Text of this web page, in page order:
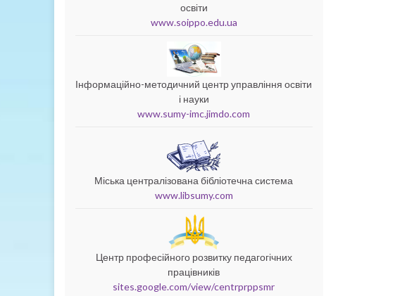
освіти
www.soippo.edu.ua
Інформаційно-методичний центр управління освіти
і науки
www.sumy-imc.jimdo.com
Міська централізована бібліотечна система
www.libsumy.com
Центр професійного розвитку педагогічних
працівників
sites.google.com/view/centrprppsmr